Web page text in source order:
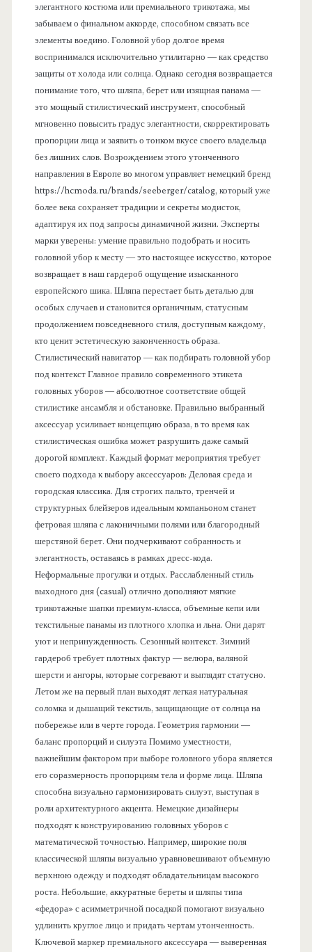
элегантного костюма или премиального трикотажа, мы
забываем о финальном аккорде, способном связать все
элементы воедино. Головной убор долгое время
воспринимался исключительно утилитарно — как средство
защиты от холода или солнца. Однако сегодня возвращается
понимание того, что шляпа, берет или изящная панама —
это мощный стилистический инструмент, способный
мгновенно повысить градус элегантности, скорректировать
пропорции лица и заявить о тонком вкусе своего владельца
без лишних слов. Возрождением этого утонченного
направления в Европе во многом управляет немецкий бренд
https://hcmoda.ru/brands/seeberger/catalog, который уже
более века сохраняет традиции и секреты модисток,
адаптируя их под запросы динамичной жизни. Эксперты
марки уверены: умение правильно подобрать и носить
головной убор к месту — это настоящее искусство, которое
возвращает в наш гардероб ощущение изысканного
европейского шика. Шляпа перестает быть деталью для
особых случаев и становится органичным, статусным
продолжением повседневного стиля, доступным каждому,
кто ценит эстетическую законченность образа.
Стилистический навигатор — как подбирать головной убор
под контекст Главное правило современного этикета
головных уборов — абсолютное соответствие общей
стилистике ансамбля и обстановке. Правильно выбранный
аксессуар усиливает концепцию образа, в то время как
стилистическая ошибка может разрушить даже самый
дорогой комплект. Каждый формат мероприятия требует
своего подхода к выбору аксессуаров: Деловая среда и
городская классика. Для строгих пальто, тренчей и
структурных блейзеров идеальным компаньоном станет
фетровая шляпа с лаконичными полями или благородный
шерстяной берет. Они подчеркивают собранность и
элегантность, оставаясь в рамках дресс-кода.
Неформальные прогулки и отдых. Расслабленный стиль
выходного дня (casual) отлично дополняют мягкие
трикотажные шапки премиум-класса, объемные кепи или
текстильные панамы из плотного хлопка и льна. Они дарят
уют и непринужденность. Сезонный контекст. Зимний
гардероб требует плотных фактур — велюра, валяной
шерсти и ангоры, которые согревают и выглядят статусно.
Летом же на первый план выходят легкая натуральная
соломка и дышащий текстиль, защищающие от солнца на
побережье или в черте города. Геометрия гармонии —
баланс пропорций и силуэта Помимо уместности,
важнейшим фактором при выборе головного убора является
его соразмерность пропорциям тела и форме лица. Шляпа
способна визуально гармонизировать силуэт, выступая в
роли архитектурного акцента. Немецкие дизайнеры
подходят к конструированию головных уборов с
математической точностью. Например, широкие поля
классической шляпы визуально уравновешивают объемную
верхнюю одежду и подходят обладательницам высокого
роста. Небольшие, аккуратные береты и шляпы типа
«федора» с асимметричной посадкой помогают визуально
удлинить круглое лицо и придать чертам утонченность.
Ключевой маркер премиального аксессуара — выверенная